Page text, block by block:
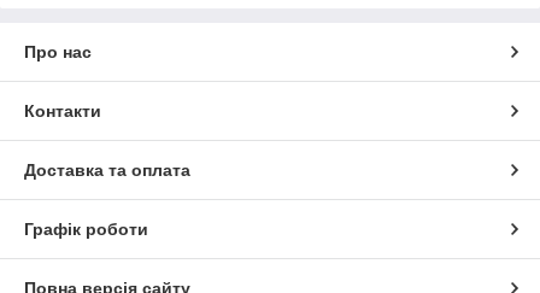
Про нас
Контакти
Доставка та оплата
Графік роботи
Повна версія сайту